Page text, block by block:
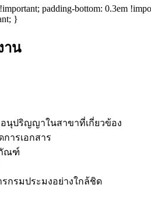
padding-bottom: 0.3em
}
าน
นุปริญญาในสาขาที่เกี่ยวข้อง
ารเอกสาร
ภัณฑ์
กรมประมงอย่างใกล้ชิด